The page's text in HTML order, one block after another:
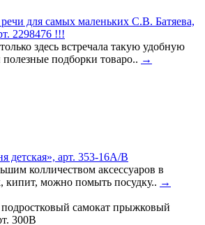
для самых маленьких С.В. Батяева,
2298476 !!!
здесь встречала такую удобную
подборки товаро.. →
детская», арт. 353-16A/B
колличеством аксессуаров в
кипит, можно помыть посудку.. →